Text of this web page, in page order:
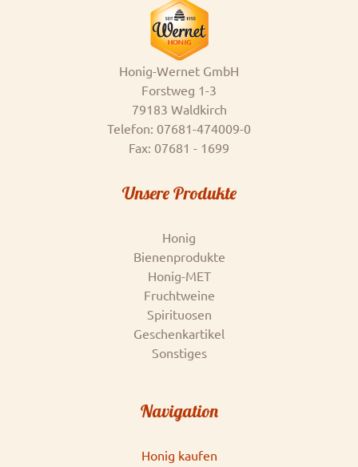
Honig-Wernet GmbH
Forstweg 1-3
79183 Waldkirch
Telefon: 07681-474009-0
Fax: 07681 - 1699
Unsere Produkte
Honig
Bienenprodukte
Honig-MET
Fruchtweine
Spirituosen
Geschenkartikel
Sonstiges
Navigation
Honig kaufen